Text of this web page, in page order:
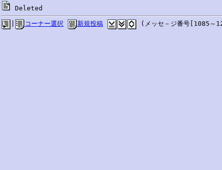
Deleted
コーナー選択 新規投稿 (メッセ－ジ番号[1085～